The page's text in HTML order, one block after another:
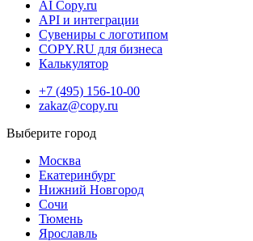
и с гарантией высокого качества!
AI Copy.ru
API и интеграции
Сувениры с логотипом
COPY.RU для бизнеса
Калькулятор
+7 (495) 156-10-00
zakaz@copy.ru
Москва
Екатеринбург
Нижний Новгород
Сочи
Тюмень
Ярославль